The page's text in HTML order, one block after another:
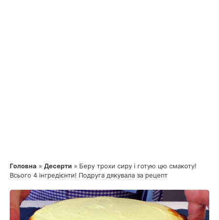
Головна » Десерти » Беру трохи сиру і готую цю смакоту!
Всього 4 інгредієнти! Подруга дякувала за рецепт